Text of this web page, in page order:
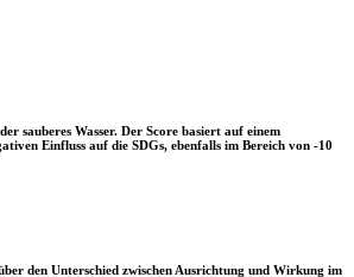
sauberes Wasser. Der Score basiert auf einem
Einfluss auf die SDGs, ebenfalls im Bereich von -10
den Unterschied zwischen Ausrichtung und Wirkung im